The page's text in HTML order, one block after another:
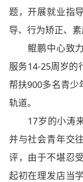
题，开展就业指
导、行为矫正、素
鲲鹏中心致力
服务14-25周岁的
帮扶900多名青
轨道。
17岁的小涛来
并与社会青年交
评，由于不堪忍
起初在理发店当